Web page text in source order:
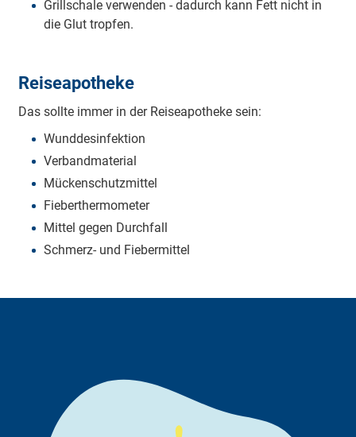
Grillschale verwenden - dadurch kann Fett nicht in
die Glut tropfen.
Reiseapotheke
Das sollte immer in der Reiseapotheke sein:
Wunddesinfektion
Verbandmaterial
Mückenschutzmittel
Fieberthermometer
Mittel gegen Durchfall
Schmerz- und Fiebermittel